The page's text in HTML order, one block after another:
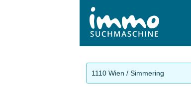
1110 Wien / Simmering